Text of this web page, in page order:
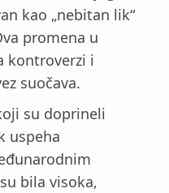
kao „nebitan lik“
promena u
kontroverzi i
suočava.
su doprineli
uspeha
bila visoka,